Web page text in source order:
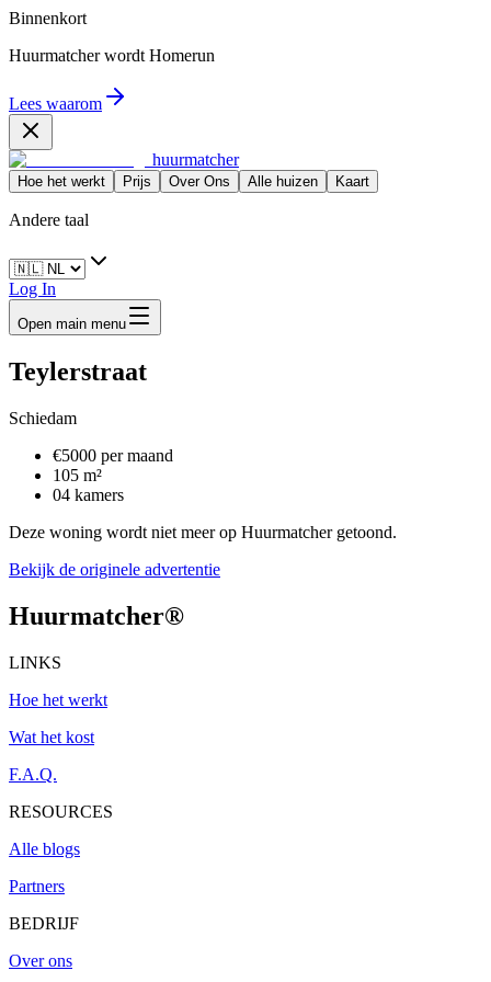
Binnenkort
Huurmatcher wordt Homerun
Lees waarom
huurmatcher
Hoe het werkt Prijs Over Ons Alle huizen Kaart
Andere taal
Log In
Open main menu
Teylerstraat
Schiedam
€5000 per maand
105 m²
04 kamers
Deze woning wordt niet meer op Huurmatcher getoond.
Bekijk de originele advertentie
Huurmatcher®
LINKS
Hoe het werkt
Wat het kost
F.A.Q.
RESOURCES
Alle blogs
Partners
BEDRIJF
Over ons